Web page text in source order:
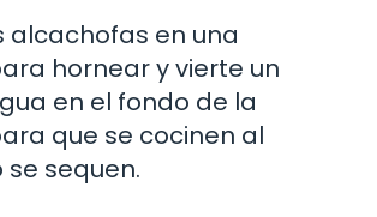
alcachofas en una
hornear y vierte un
en el fondo de la
que se cocinen al
sequen.